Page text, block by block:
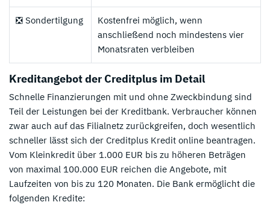
❎ Sondertilgung
Kostenfrei möglich, wenn
anschließend noch mindestens vier
Monatsraten verbleiben
Kreditangebot der Creditplus im Detail
Schnelle Finanzierungen mit und ohne Zweckbindung sind
Teil der Leistungen bei der Kreditbank. Verbraucher können
zwar auch auf das Filialnetz zurückgreifen, doch wesentlich
schneller lässt sich der Creditplus Kredit online beantragen.
Vom Kleinkredit über 1.000 EUR bis zu höheren Beträgen
von maximal 100.000 EUR reichen die Angebote, mit
Laufzeiten von bis zu 120 Monaten. Die Bank ermöglicht die
folgenden Kredite: